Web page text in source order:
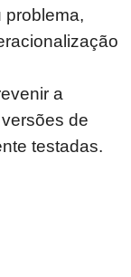
problema,
a
de
testadas.